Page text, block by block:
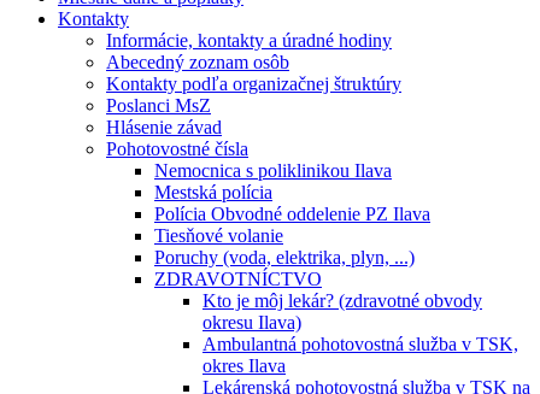
Kontakty
Informácie, kontakty a úradné hodiny
Abecedný zoznam osôb
Kontakty podľa organizačnej štruktúry
Poslanci MsZ
Hlásenie závad
Pohotovostné čísla
Nemocnica s poliklinikou Ilava
Mestská polícia
Polícia Obvodné oddelenie PZ Ilava
Tiesňové volanie
Poruchy (voda, elektrika, plyn, ...)
ZDRAVOTNÍCTVO
Kto je môj lekár? (zdravotné obvody
okresu Ilava)
Ambulantná pohotovostná služba v TSK,
okres Ilava
Lekárenská pohotovostná služba v TSK na